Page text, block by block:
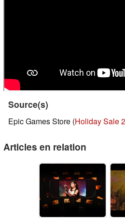
Source(s)
Epic Games Store (Holiday Sale
Articles en relation